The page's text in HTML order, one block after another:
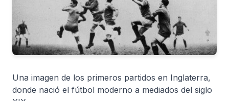
Una imagen de los primeros partidos en Inglaterra,
donde nació el fútbol moderno a mediados del siglo